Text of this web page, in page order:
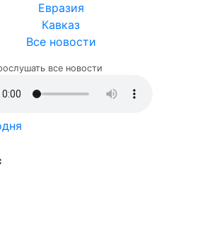
Евразия
Кавказ
Все новости
все новости